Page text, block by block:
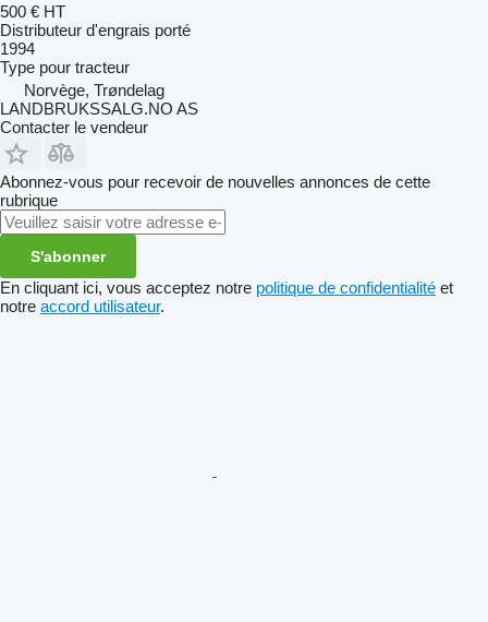
500 € HT
Distributeur d'engrais porté
1994
Type pour tracteur
Norvège, Trøndelag
LANDBRUKSSALG.NO AS
Contacter le vendeur
Abonnez-vous pour recevoir de nouvelles annonces de cette
rubrique
S'abonner
En cliquant ici, vous acceptez notre politique de confidentialité et
notre accord utilisateur.